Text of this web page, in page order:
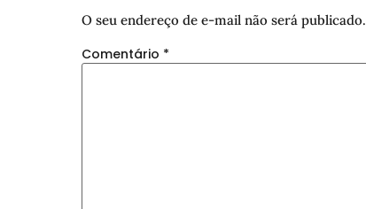
O seu endereço de e-mail não será publicado.
Comentário *